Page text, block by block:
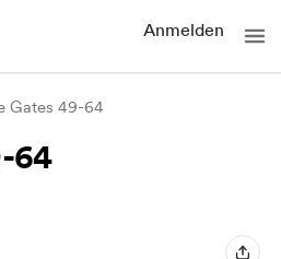
Anmelden
Gates 49-64
64